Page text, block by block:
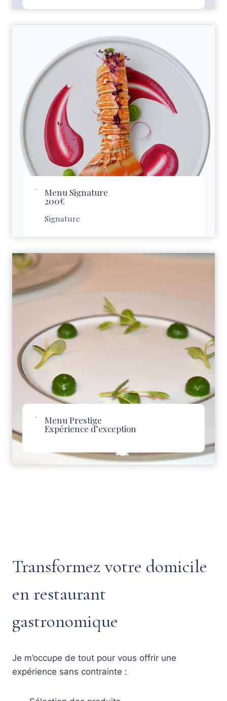
Menu Signature
200€
Signature
Menu Prestige
Expérience d’exception
Transformez votre domicile
en restaurant
gastronomique
Je m’occupe de tout pour vous offrir une
expérience sans contrainte :